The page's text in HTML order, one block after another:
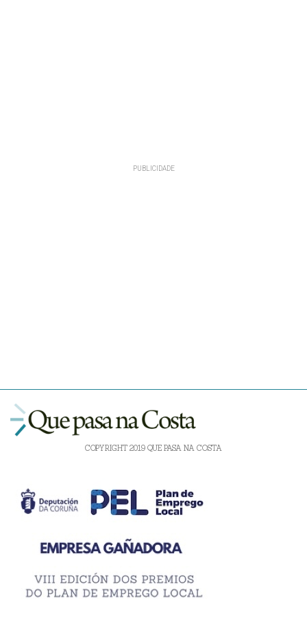
COPYRIGHT 2019 QUE PASA NA COSTA